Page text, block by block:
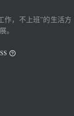
作，不上班”的生活方
。